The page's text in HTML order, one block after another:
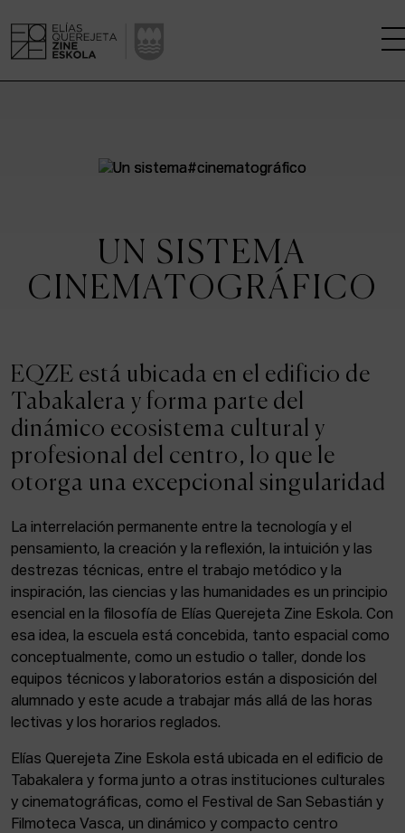
CENTRO DE INVESTIGACIÓN
KINOFABRIKA
LA CASA DEL CINE
ACTUALIDAD
Admisión
Intranet
Facebook Equis Instagram
© Elías Querejeta Zine Eskola 2026
Tabakalera · Andre zigarrogileak plaza, 1
20012 Donostia / San Sebastián
T. 0034 943 545 005
E. info@zine-eskola.eus
UN SISTEMA
CINEMATOGRÁFICO
EQZE está ubicada en el edificio de
Tabakalera y forma parte del
dinámico ecosistema cultural y
profesional del centro, lo que le
otorga una excepcional singularidad
La interrelación permanente entre la tecnología y el
pensamiento, la creación y la reflexión, la intuición y las
destrezas técnicas, entre el trabajo metódico y la
inspiración, las ciencias y las humanidades es un principio
esencial en la filosofía de Elías Querejeta Zine Eskola. Con
esa idea, la escuela está concebida, tanto espacial como
conceptualmente, como un estudio o taller, donde los
equipos técnicos y laboratorios están a disposición del
alumnado y este acude a trabajar más allá de las horas
lectivas y los horarios reglados.
Elías Querejeta Zine Eskola está ubicada en el edificio de
Tabakalera y forma junto a otras instituciones culturales
y cinematográficas, como el Festival de San Sebastián y
Filmoteca Vasca, un dinámico y compacto centro